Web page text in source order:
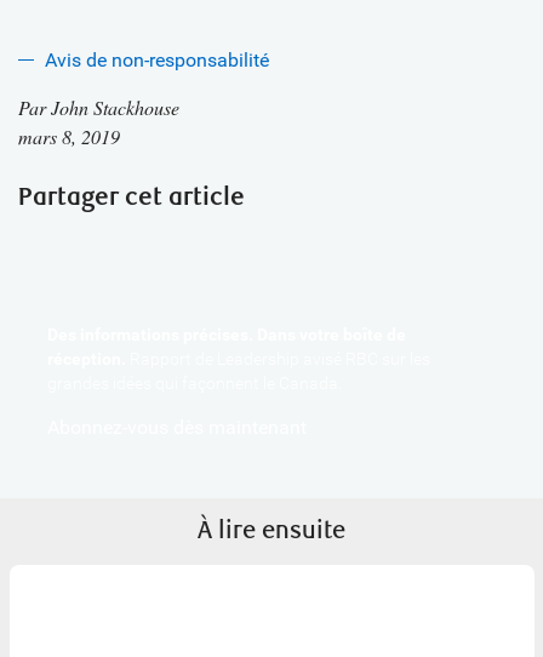
Avis de non-responsabilité
ParJohn Stackhouse
mars 8, 2019
Partager cet article
À lire ensuite